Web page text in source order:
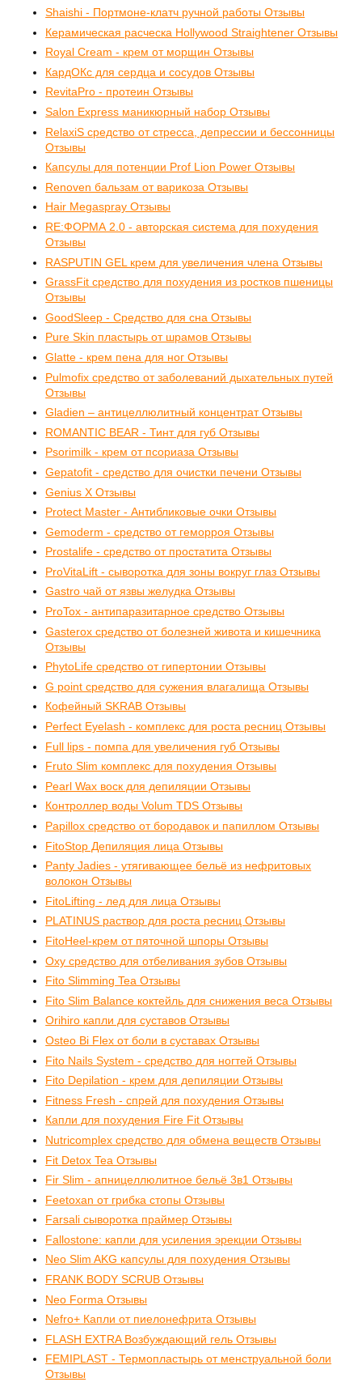
Shaishi - Портмоне-клатч ручной работы Отзывы
Керамическая расческа Hollywood Straightener Отзывы
Royal Cream - крем от морщин Отзывы
КардОКс для сердца и сосудов Отзывы
RevitaPro - протеин Отзывы
Salon Express маникюрный набор Отзывы
RelaxiS средство от стресса, депрессии и бессонницы
Отзывы
Капсулы для потенции Prof Lion Power Отзывы
Renoven бальзам от варикоза Отзывы
Hair Megaspray Отзывы
RE:ФОРМА 2.0 - авторская система для похудения
Отзывы
RASPUTIN GEL крем для увеличения члена Отзывы
GrassFit средство для похудения из ростков пшеницы
Отзывы
GoodSleep - Средство для сна Отзывы
Pure Skin пластырь от шрамов Отзывы
Glatte - крем пена для ног Отзывы
Pulmofix средство от заболеваний дыхательных путей
Отзывы
Gladien – антицеллюлитный концентрат Отзывы
ROMANTIC BEAR - Тинт для губ Отзывы
Psorimilk - крем от псориаза Отзывы
Gepatofit - средство для очистки печени Отзывы
Genius X Отзывы
Protect Master - Антибликовые очки Отзывы
Gemoderm - средство от геморроя Отзывы
Prostalife - средство от простатита Отзывы
ProVitaLift - сыворотка для зоны вокруг глаз Отзывы
Gastro чай от язвы желудка Отзывы
ProTox - антипаразитарное средство Отзывы
Gasterox средство от болезней живота и кишечника
Отзывы
PhytoLife средство от гипертонии Отзывы
G point средство для сужения влагалища Отзывы
Кофейный SKRAB Отзывы
Perfect Eyelash - комплекс для роста ресниц Отзывы
Full lips - помпа для увеличения губ Отзывы
Fruto Slim комплекс для похудения Отзывы
Pearl Wax воск для депиляции Отзывы
Контроллер воды Volum TDS Отзывы
Papillox средство от бородавок и папиллом Отзывы
FitoStop Депиляция лица Отзывы
Panty Jadies - утягивающее бельё из нефритовых
волокон Отзывы
FitoLifting - лед для лица Отзывы
PLATINUS раствор для роста ресниц Отзывы
FitoHeel-крем от пяточной шпоры Отзывы
Oxy средство для отбеливания зубов Отзывы
Fito Slimming Tea Отзывы
Fito Slim Balance коктейль для снижения веса Отзывы
Orihiro капли для суставов Отзывы
Osteo Bi Flex от боли в суставах Отзывы
Fito Nails System - средство для ногтей Отзывы
Fito Depilation - крем для депиляции Отзывы
Fitness Fresh - спрей для похудения Отзывы
Капли для похудения Fire Fit Отзывы
Nutricomplex средство для обмена веществ Отзывы
Fit Detox Tea Отзывы
Fir Slim - апницеллюлитное бельё 3в1 Отзывы
Feetoxan от грибка стопы Отзывы
Farsali cыворотка праймер Отзывы
Fallostone: капли для усиления эрекции Отзывы
Neo Slim AKG капсулы для похудения Отзывы
FRANK BODY SCRUB Отзывы
Neo Forma Отзывы
Nefro+ Капли от пиелонефрита Отзывы
FLASH EXTRA Возбуждающий гель Отзывы
FEMIPLAST - Термопластырь от менструальной боли
Отзывы